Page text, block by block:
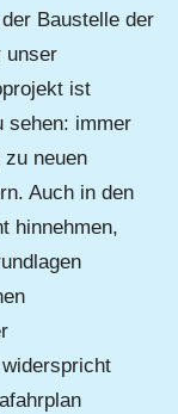
Baustelle der
unser
ist
sehen: immer
neuen
Auch in den
hinnehmen,